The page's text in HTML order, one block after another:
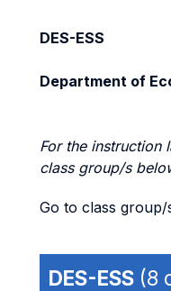
DES-ESS
Department of
For the instruction
class group/s
Go to class group/
DES-ESS (8